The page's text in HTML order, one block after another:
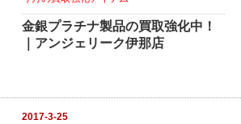
金銀プラチナ製品の買取強化中！
｜アンジェリーク伊那店
2017-3-25